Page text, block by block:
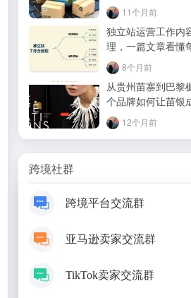
11个月前
独立站运营工作内
理，一篇文章看懂
要做什么+打造高效
教程
8个月前
从贵州苗寨到巴黎
个品牌如何让苗银
侈品？12个月前
跨境社群
跨境平台交流群
亚马逊卖家交流群
TikTok卖家交流群